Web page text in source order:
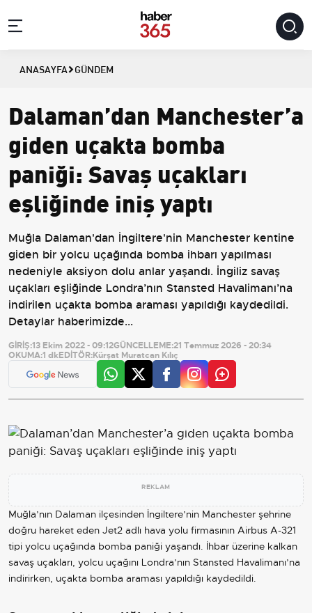
ANASAYFA GÜNDEM
Dalaman’dan Manchester’a
giden uçakta bomba
paniği: Savaş uçakları
eşliğinde iniş yaptı
Muğla Dalaman'dan İngiltere'nin Manchester kentine
giden bir yolcu uçağında bomba ihbarı yapılması
nedeniyle aksiyon dolu anlar yaşandı. İngiliz savaş
uçakları eşliğinde Londra’nın Stansted Havalimanı’na
indirilen uçakta bomba araması yapıldığı kaydedildi.
Detaylar haberimizde...
GİRİŞ:13 Ekim 2022 - 09:12GÜNCELLEME:21 Temmuz 2026 - 20:34
OKUMA:1 dkEDİTÖR:Kürşat Muratcan Kılıç
REKLAM
Muğla’nın Dalaman ilçesinden İngiltere’nin Manchester şehrine
doğru hareket eden Jet2 adlı hava yolu firmasının Airbus A-321
tipi yolcu uçağında bomba paniği yaşandı. İhbar üzerine kalkan
savaş uçakları, yolcu uçağını Londra’nın Stansted Havalimanı’na
indirirken, uçakta bomba araması yapıldığı kaydedildi.